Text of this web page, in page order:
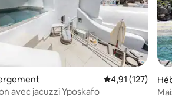
sur la base de 35 commentaires : 4,97
Évaluation
4,91 (127)
avec jacuzzi Yposkafo